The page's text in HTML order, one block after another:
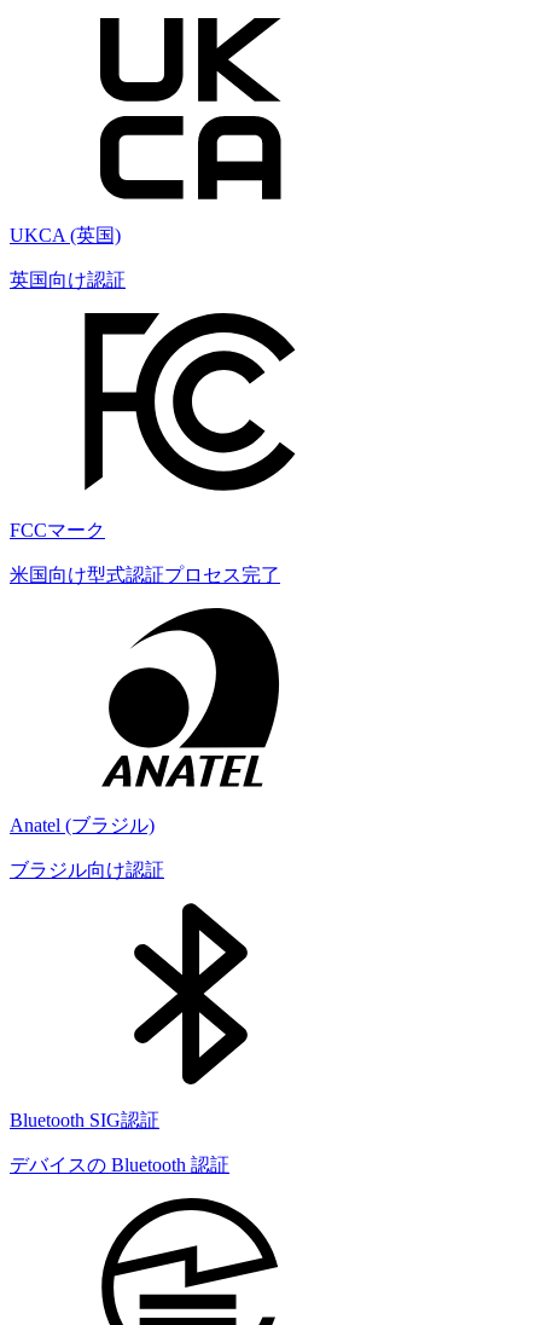
UKCA (英国)
英国向け認証
FCCマーク
米国向け型式認証プロセス完了
Anatel (ブラジル)
ブラジル向け認証
Bluetooth SIG認証
デバイスの Bluetooth 認証